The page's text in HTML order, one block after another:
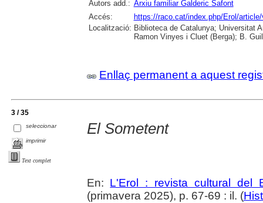
Autors add.: Arxiu familiar Galderic Safont
Accés:
https://raco.cat/index.php/Erol/
Localització: Biblioteca de Catalunya; Universitat
Ramon Vinyes i Cluet (Berga); B.
Enllaç permanent a aquest
3 / 35
seleccionar
imprimir
Text complet
El Sometent
En: L'Erol : revista cultural del
(primavera 2025), p. 67-69 : il. (